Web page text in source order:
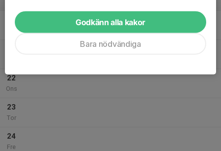
20
Mån
22
Ons
23
Tor
24
Fre
Godkänn alla kakor
Bara nödvändiga